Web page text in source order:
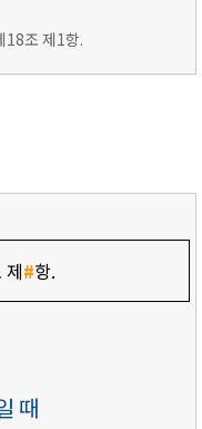
18조 제1항.
제#항.
때